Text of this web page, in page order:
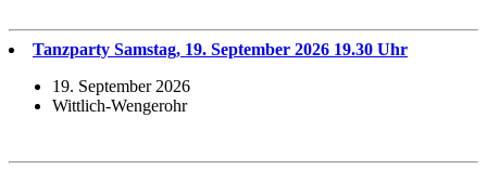
Tanzparty Samstag, 19. September 2026 19.30 Uhr
19. September 2026
Wittlich-Wengerohr